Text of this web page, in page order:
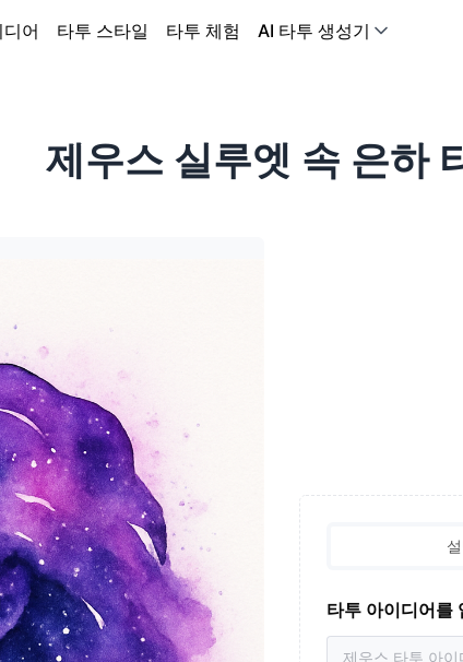
어 타투 스타일 타투 체험 AI 타투 생성기
제우스 실루엣 속 은하
타투 아이디어를